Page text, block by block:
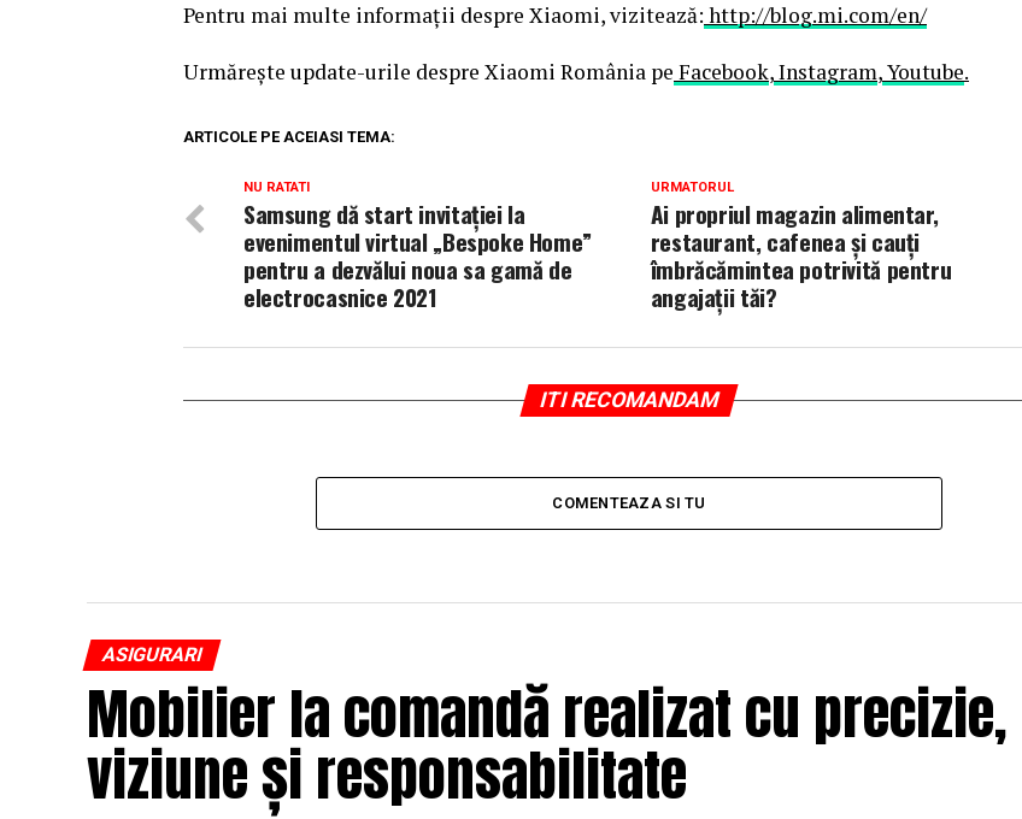
Pentru mai multe informații despre Xiaomi, vizitează: http://blog.mi.com/en/
Urmărește update-urile despre Xiaomi România pe Facebook,Instagram,Youtube.
ARTICOLE PE ACEIASI TEMA:
URMATORUL
Ai propriul magazin alimentar,
restaurant, cafenea și cauți
îmbrăcămintea potrivită pentru
angajații tăi?
NU RATATI
Samsung dă start invitației la
evenimentul virtual „Bespoke Home”
pentru a dezvălui noua sa gamă de
electrocasnice 2021
ITI RECOMANDAM
COMENTEAZA SI TU
ASIGURARI
Mobilier la comandă realizat cu precizie,
viziune și responsabilitate